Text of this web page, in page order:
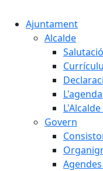
Ajuntament
Alcalde
Govern